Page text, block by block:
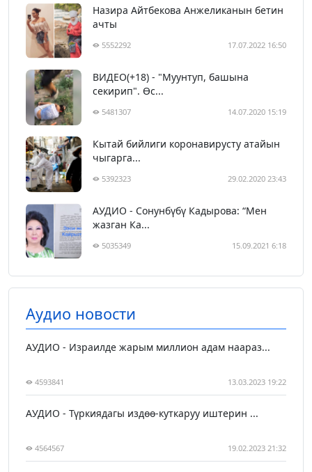
Назира Айтбекова Анжеликанын бетин
ачты
5552292 17.07.2022 16:50
ВИДЕО(+18) - "Муунтуп, башына
секирип". Өс...
5481307 14.07.2020 15:19
Кытай бийлиги коронавирусту атайын
чыгарга...
5392323 29.02.2020 23:43
АУДИО - Сонунбүбү Кадырова: “Мен
жазган Ка...
5035349 15.09.2021 6:18
Аудио новости
АУДИО - Израилде жарым миллион адам наараз...
4593841 13.03.2023 19:22
АУДИО - Түркиядагы издөө-куткаруу иштерин ...
4564567 19.02.2023 21:32